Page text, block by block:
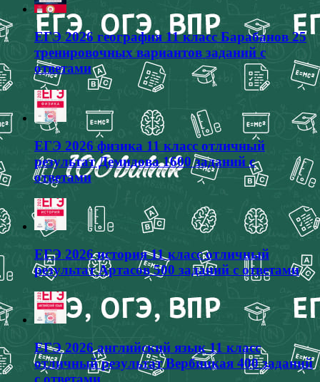
ЕГЭ 2026 география 11 класс Барабанов 25
тренировочных вариантов заданий с
ответами
ЕГЭ 2026 физика 11 класс отличный
результат Демидова 1600 заданий с
ответами
ЕГЭ 2026 история 11 класс отличный
результат Артасов 500 заданий с ответами
ЕГЭ 2026 английский язык 11 класс
отличный результат Вербицкая 400 заданий
с ответами